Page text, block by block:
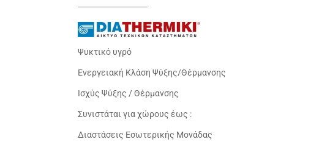
Ψυκτικό υγρό
Ενεργειακή Κλάση Ψύξης/Θέρμανσης
Ισχύς Ψύξης / Θέρμανσης
Συνιστάται για χώρους έως :
Διαστάσεις Εσωτερικής Μονάδας